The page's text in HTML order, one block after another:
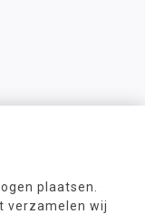
plaatsen.
verzamelen wij